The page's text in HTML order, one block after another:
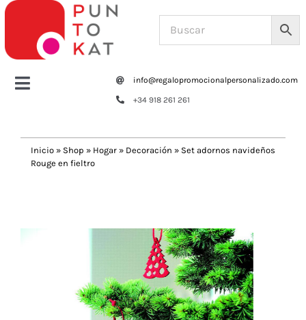
Saltar
contenido
Toggle
Tazas y botellas
info@regalopromocionalpersonalizado.com
+34 918 261 261
Inicio » Shop » Hogar » Decoración » Set adornos navideños
Rouge en fieltro